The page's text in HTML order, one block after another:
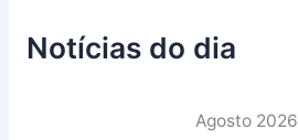
Notícias do dia
Agosto 2026